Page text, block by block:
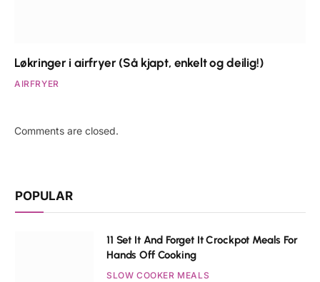
Løkringer i airfryer (Så kjapt, enkelt og deilig!)
AIRFRYER
Comments are closed.
POPULAR
11 Set It And Forget It Crockpot Meals For
Hands Off Cooking
SLOW COOKER MEALS